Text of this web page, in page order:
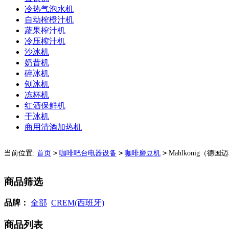
冷热气泡水机
自动榨橙汁机
蔬果榨汁机
冷压榨汁机
沙冰机
奶昔机
碎冰机
刨冰机
冻杯机
红酒保鲜机
干冰机
商用清酒加热机
当前位置: 首页 > 咖啡吧台电器设备 > 咖啡磨豆机 > Mahlkonig（德国迈
商品筛选
品牌： 全部 CREM(西班牙)
商品列表